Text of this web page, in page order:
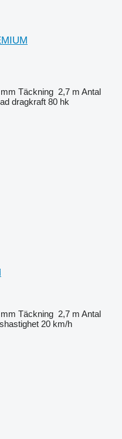
Täckning 2,7 m Antal
dragkraft 80 hk
Täckning 2,7 m Antal
20 km/h